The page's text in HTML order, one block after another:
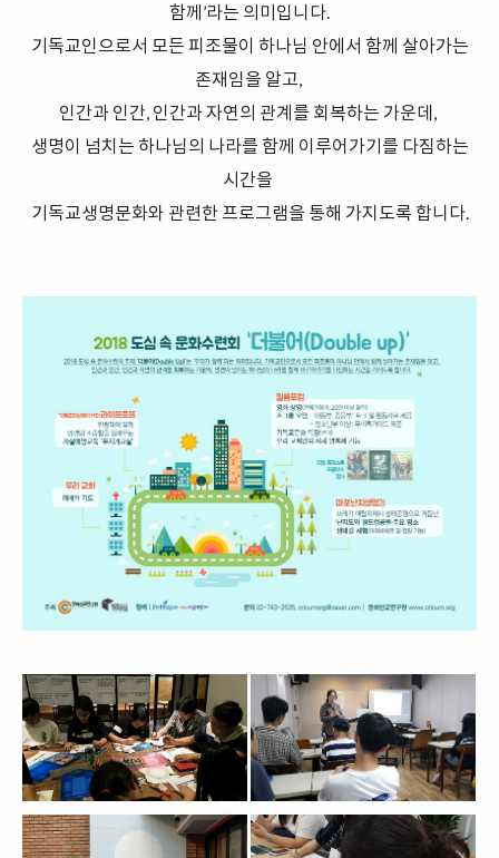
함께’라는 의미입니다.
기독교인으로서 모든 피조물이 하나님 안에서 함께 살아가는
존재임을 알고,
인간과 인간, 인간과 자연의 관계를 회복하는 가운데,
생명이 넘치는 하나님의 나라를 함께 이루어가기를 다짐하는
시간을
기독교생명문화와 관련한 프로그램을 통해 가지도록 합니다.